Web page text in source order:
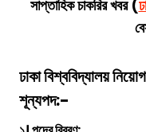
সাপ্তাহিক চাকরির খবর (
ঢাকা বিশ্ববিদ্যালয়
শূন্যপদ:-